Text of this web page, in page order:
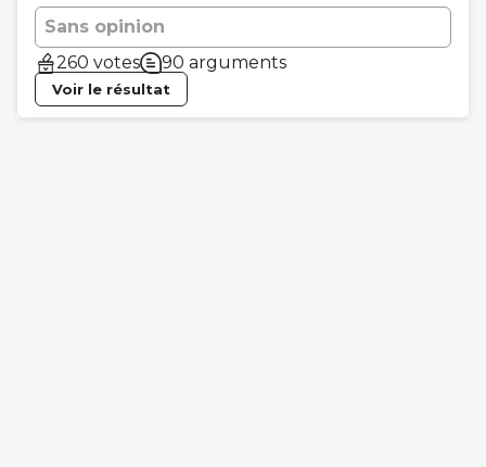
Sans opinion
260 votes
90 arguments
Voir le résultat